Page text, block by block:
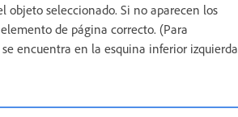
objeto seleccionado. Si no aparecen los
de página correcto. (Para
encuentra en la esquina inferior izquierda